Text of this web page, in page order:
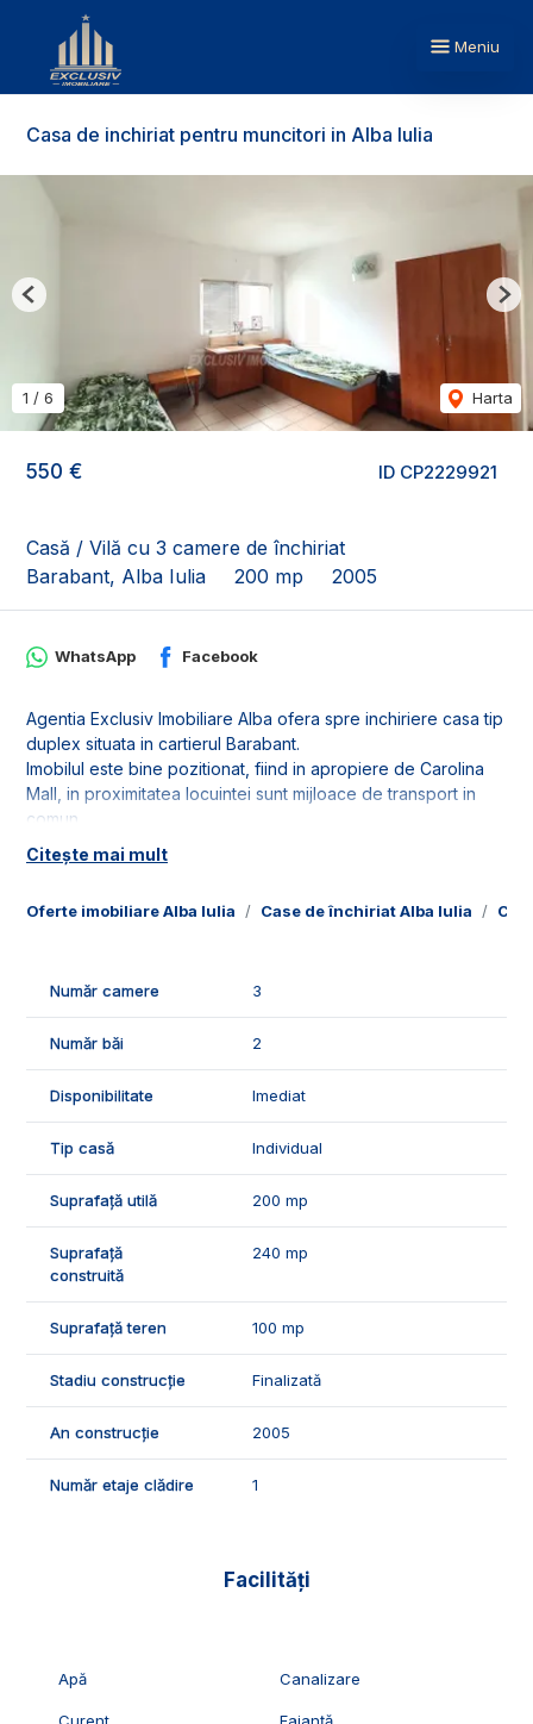
Meniu
Casa de inchiriat pentru muncitori in Alba Iulia
ID CP2229921
550 €
Casă / Vilă cu 3 camere de închiriat
Barabant, Alba Iulia
200 mp 2005
1 / 6 Harta
Previous
Oferte imobiliare Alba Iulia Case de închiriat Alba Iulia
WhatsApp Facebook
Agentia Exclusiv Imobiliare Alba ofera spre inchiriere casa tip
duplex situata in cartierul Barabant.
Imobilul este bine pozitionat, fiind in apropiere de Carolina
Mall, in proximitatea locuintei sunt mijloace de transport in
comun.
Dispune de 1 loc de parcare.Locuinta este compusa din:
- 2 bai;
Recomandam aceasta proprietate pentru muncitori, are o
capacitate de 8-10 pesoane.
Pentru detalii suplimentare sau pentru programarea unei
vizionari, suntem disponibili pentru dumneavoastra, echipa
Exclusiv Imobiliare Alba!
Citește mai mult
Număr camere 3
Număr băi 2
Disponibilitate Imediat
Tip casă Individual
Suprafață utilă 200 mp
Suprafață
construită
240 mp
Suprafață teren 100 mp
Stadiu construcție Finalizată
An construcție 2005
Număr etaje clădire 1
Facilități
Apă Canalizare
Curent Faianță